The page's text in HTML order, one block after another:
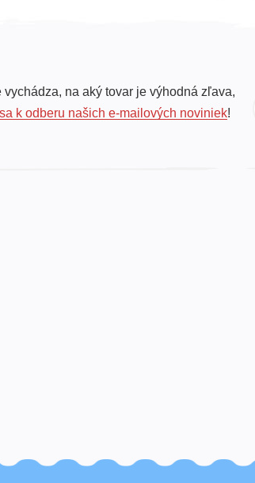
na aký tovar je výhodná zľava,
k odberu našich e-mailových noviniek!